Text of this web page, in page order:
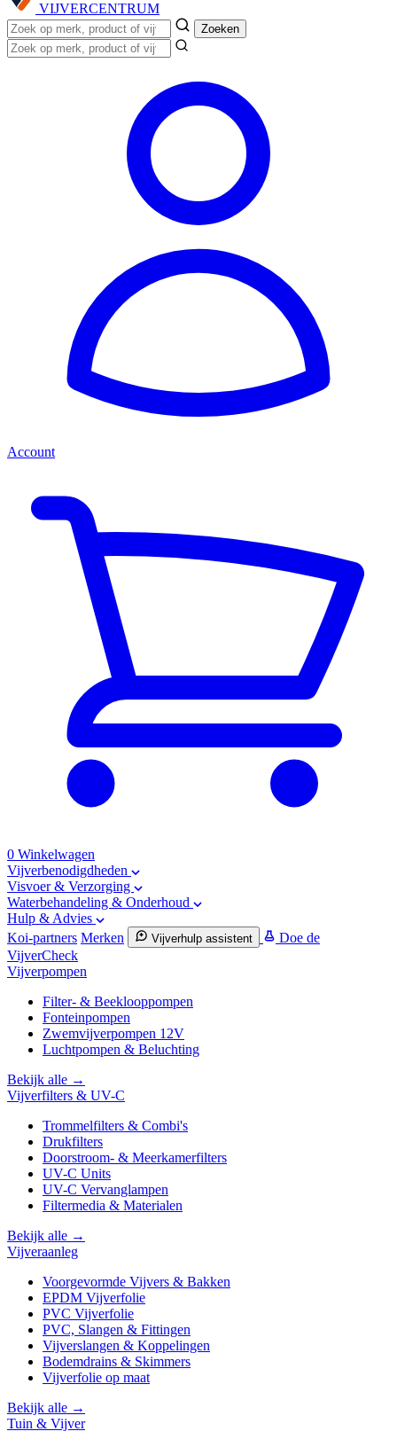
VIJVERCENTRUM
Zoeken
Account
0 Winkelwagen
Vijverbenodigdheden
Visvoer & Verzorging
Waterbehandeling & Onderhoud
Hulp & Advies
Koi-partners Merken Vijverhulp assistent
Doe de
VijverCheck
Vijverpompen
Filter- & Beeklooppompen
Fonteinpompen
Zwemvijverpompen 12V
Luchtpompen & Beluchting
Bekijk alle →
Vijverfilters & UV-C
Trommelfilters & Combi's
Drukfilters
Doorstroom- & Meerkamerfilters
UV-C Units
UV-C Vervanglampen
Filtermedia & Materialen
Bekijk alle →
Vijveraanleg
Voorgevormde Vijvers & Bakken
EPDM Vijverfolie
PVC Vijverfolie
PVC, Slangen & Fittingen
Vijverslangen & Koppelingen
Bodemdrains & Skimmers
Vijverfolie op maat
Bekijk alle →
Tuin & Vijver